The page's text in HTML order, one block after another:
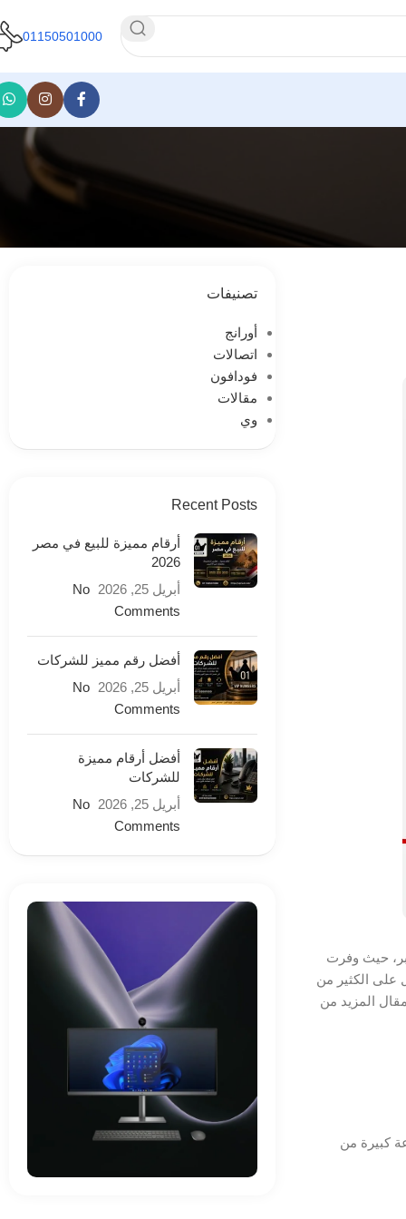
01150501000
حيث وفرت
على الكثير من
المزيد من
بأنه توجد بداخله مجموعة كبيرة من
تصنيفات
أورانج
اتصالات
فودافون
مقالات
وي
Recent Posts
أرقام مميزة للبيع في مصر
2026
أبريل 25, 2026
No
Comments
أفضل رقم مميز للشركات
أبريل 25, 2026
No
Comments
أفضل أرقام مميزة
للشركات
أبريل 25, 2026
No
Comments